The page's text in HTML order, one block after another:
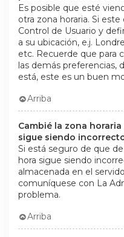
Es posible que esté
otra zona horaria. Si
Control de Usuario y
a su ubicación, e.j.
etc. Recuerde que para
las demás preferencias,
está, este es un buen
Arriba
Cambié la zona
sigue siendo
Si está seguro de que
hora sigue siendo
almacenada en el
comuníquese con La
problema.
Arriba